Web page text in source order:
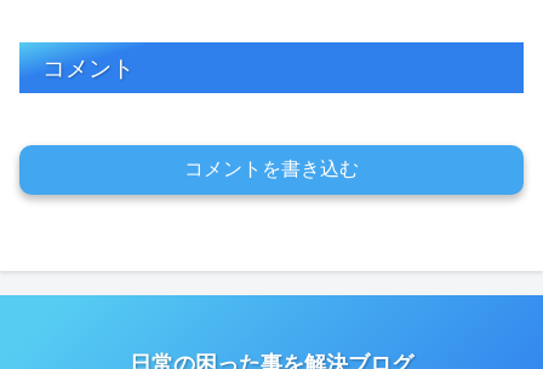
コメント
コメントを書き込む
日常の困った事を解決ブログ